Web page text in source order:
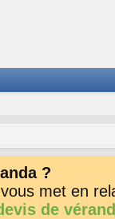
?
met en
de